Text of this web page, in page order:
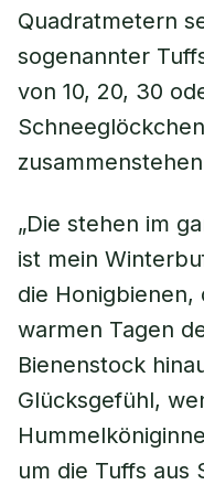
Quadratmetern
sogenannter
von 10, 20, 30
„Die stehen im
ist mein
die Honigbienen,
warmen Tagen
Bienenstock
Glücksgefühl,
um die Tuffs aus